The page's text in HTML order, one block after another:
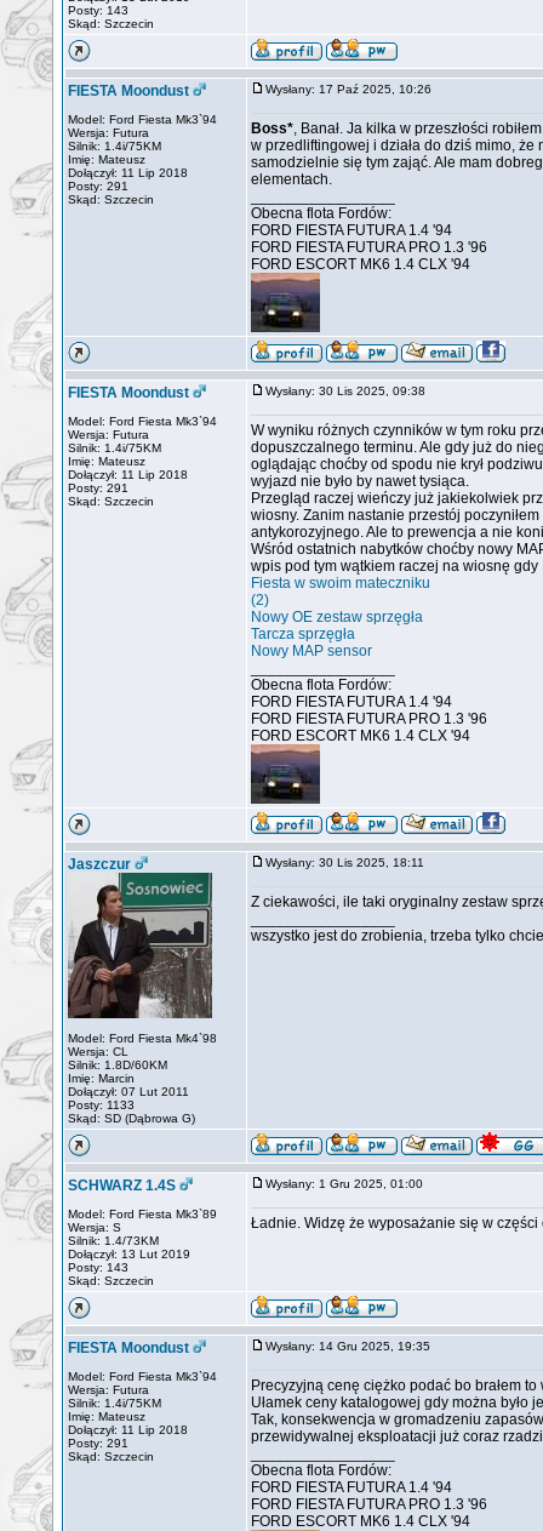
Posty: 143
Skąd: Szczecin
FIESTA Moondust
Model: Ford Fiesta Mk3`94
Wersja: Futura
Silnik: 1.4i/75KM
Imię: Mateusz
Dołączył: 11 Lip 2018
Posty: 291
Skąd: Szczecin
Wysłany: 17 Paź 2025, 10:26
Boss*, Banał. Ja kilka w przeszłości
w przedliftingowej i działa do dziś mimo,
samodzielnie się tym zająć. Ale mam
elementach.
Obecna flota Fordów:
FORD FIESTA FUTURA 1.4 '94
FORD FIESTA FUTURA PRO 1.3 '96
FORD ESCORT MK6 1.4 CLX '94
FIESTA Moondust
Model: Ford Fiesta Mk3`94
Wersja: Futura
Silnik: 1.4i/75KM
Imię: Mateusz
Dołączył: 11 Lip 2018
Posty: 291
Skąd: Szczecin
Wysłany: 30 Lis 2025, 09:38
W wyniku różnych czynników w tym roku
dopuszczalnego terminu. Ale gdy już do
oglądając choćby od spodu nie krył
wyjazd nie było by nawet tysiąca.
Przegląd raczej wieńczy już jakiekolwiek
wiosny. Zanim nastanie przestój
antykorozyjnego. Ale to prewencja a nie
Wśród ostatnich nabytków choćby nowy
wpis pod tym wątkiem raczej na wiosnę
Fiesta w swoim mateczniku
(2)
Nowy OE zestaw sprzęgła
Tarcza sprzęgła
Nowy MAP sensor
Obecna flota Fordów:
FORD FIESTA FUTURA 1.4 '94
FORD FIESTA FUTURA PRO 1.3 '96
FORD ESCORT MK6 1.4 CLX '94
Jaszczur
Model: Ford Fiesta Mk4`98
Wersja: CL
Silnik: 1.8D/60KM
Imię: Marcin
Dołączył: 07 Lut 2011
Posty: 1133
Skąd: SD (Dąbrowa G)
Wysłany: 30 Lis 2025, 18:11
Z ciekawości, ile taki oryginalny zestaw
wszystko jest do zrobienia, trzeba tylko
SCHWARZ 1.4S
Model: Ford Fiesta Mk3`89
Wersja: S
Silnik: 1.4/73KM
Dołączył: 13 Lut 2019
Posty: 143
Skąd: Szczecin
Wysłany: 1 Gru 2025, 01:00
Ładnie. Widzę że wyposażanie się w
FIESTA Moondust
Model: Ford Fiesta Mk3`94
Wersja: Futura
Silnik: 1.4i/75KM
Imię: Mateusz
Dołączył: 11 Lip 2018
Posty: 291
Skąd: Szczecin
Wysłany: 14 Gru 2025, 19:35
Precyzyjną cenę ciężko podać bo brałem
Ułamek ceny katalogowej gdy można było
Tak, konsekwencja w gromadzeniu
przewidywalnej eksploatacji już coraz
Obecna flota Fordów:
FORD FIESTA FUTURA 1.4 '94
FORD FIESTA FUTURA PRO 1.3 '96
FORD ESCORT MK6 1.4 CLX '94